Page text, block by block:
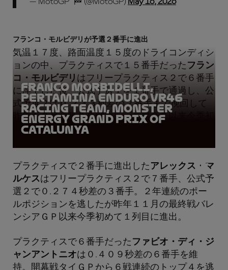
フランコ・モルビデリが予選２番手に進出
気温１７度、路面温度１５度のドライコンディシ
ョンの中、プラクティスで１５番手だった フラン
コ・モルビデリ はフリープラクティス２で６番手
に浮上した後、公式予選１を１番手で通過し、公
式予選２は０.２３３秒差の２番手まで挽回して
昨年１０月の第２０戦マレーシアＧＰ以来今季初
めて１列目を獲得。
Franco Morbidelli,
Pertamina Enduro VR46
Racing Team, Monster
Energy Grand Prix of
Catalunya
プラクティスで２番手に進出した アレックス・マ
ルケスはフリープラクティス２で７番手、公式予
選２で０.２７４秒差の３番手。２年連続のポー
ルポジションを逃したが昨年１１月の最終戦バレ
ンシアＧＰ以来今季初めて１列目に進出。
プラクティスで６番手だった ファビオ・ディ・ジ
ャンアントニオは０.４０９秒差の６番手を維
持。開幕戦タイＧＰから６戦連続のトップ４を逃